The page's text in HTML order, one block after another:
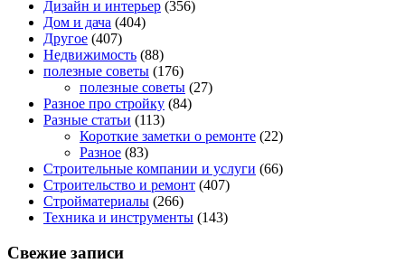
Дизайн и интерьер (356)
Дом и дача (404)
Другое (407)
Недвижимость (88)
полезные советы (176)
полезные советы (27)
Разное про стройку (84)
Разные статьи (113)
Короткие заметки о ремонте (22)
Разное (83)
Строительные компании и услуги (66)
Строительство и ремонт (407)
Стройматериалы (266)
Техника и инструменты (143)
Свежие записи